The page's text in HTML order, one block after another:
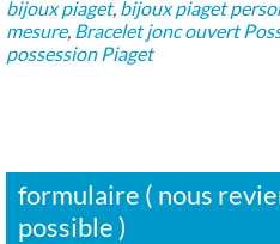
bijoux piaget, bijoux piaget
mesure, Bracelet jonc ouvert
possession Piaget
formulaire ( nous
possible )